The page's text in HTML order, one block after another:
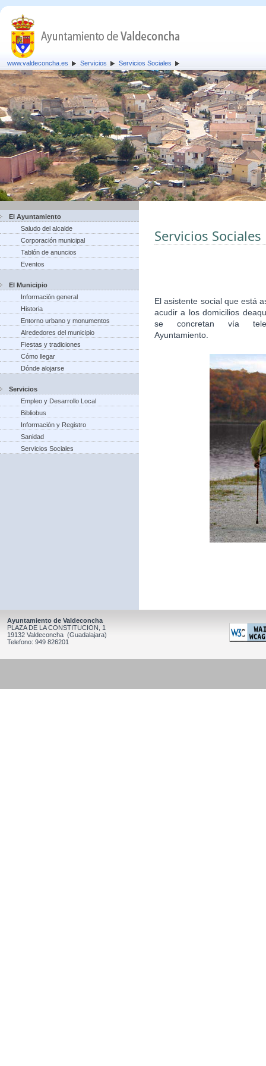
www.valdeconcha.es Servicios Servicios Sociales
El Ayuntamiento
Saludo del alcalde
Corporación municipal
Tablón de anuncios
Eventos
El Municipio
Información general
Historia
Entorno urbano y monumentos
Alrededores del municipio
Fiestas y tradiciones
Cómo llegar
Dónde alojarse
Servicios
Empleo y Desarrollo Local
Bibliobus
Información y Registro
Sanidad
Servicios Sociales
Servicios Sociales
El asistente social que está
acudir a los domicilios
se concretan vía
Ayuntamiento.
Ayuntamiento de Valdeconcha
PLAZA DE LA CONSTITUCION, 1
19132 Valdeconcha (Guadalajara)
Telefono: 949 826201